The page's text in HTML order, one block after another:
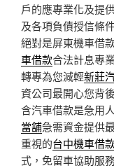
戶的應專業化及提
及各項負債授信條
絕對是屏東機車借
車借款合法計息專
轉專為您減輕新莊
資公司最開心您背
含汽車借款是急用
當舖急需資金提供
重視的台中機車借
式，免留車協助服